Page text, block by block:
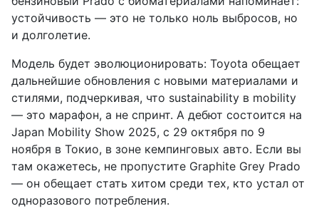
устойчивость — это не только ноль выбросов, но
и долголетие.
Модель будет эволюционировать: Toyota обещает
дальнейшие обновления с новыми материалами и
стилями, подчеркивая, что sustainability в mobility
— это марафон, а не спринт. А дебют состоится на
Japan Mobility Show 2025, с 29 октября по 9
ноября в Токио, в зоне кемпинговых авто. Если вы
там окажетесь, не пропустите Graphite Grey Prado
— он обещает стать хитом среди тех, кто устал от
одноразового потребления.